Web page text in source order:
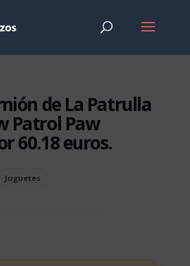
de La Patrulla
Patrol Paw
60.18 euros.
Juguetes